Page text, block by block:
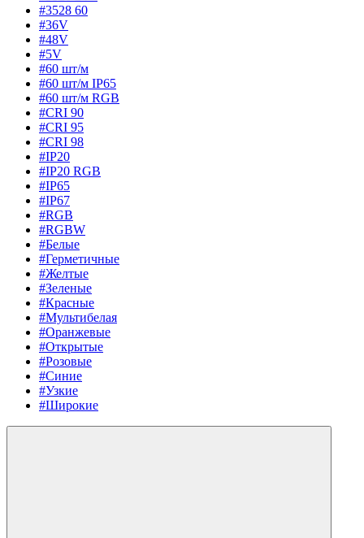
#3528 60
#36V
#48V
#5V
#60 шт/м
#60 шт/м IP65
#60 шт/м RGB
#CRI 90
#CRI 95
#CRI 98
#IP20
#IP20 RGB
#IP65
#IP67
#RGB
#RGBW
#Белые
#Герметичные
#Желтые
#Зеленые
#Красные
#Мультибелая
#Оранжевые
#Открытые
#Розовые
#Синие
#Узкие
#Широкие